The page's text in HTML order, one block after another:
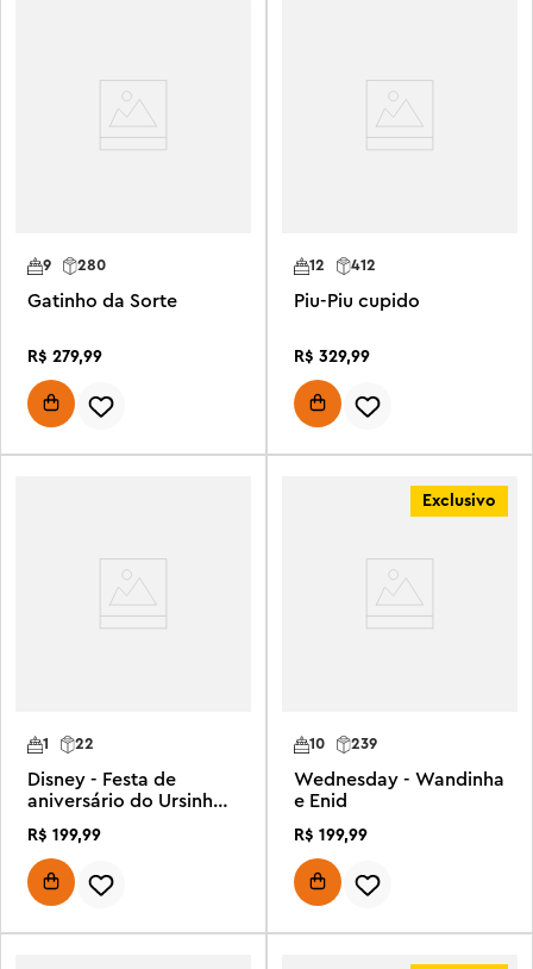
280
9
Gatinho da Sorte
R$ 279,99
412
12
Piu-Piu cupido
R$ 329,99
22
1
Disney - Festa de
aniversário do Ursinho
R$ 199,99
Exclusivo
10 239
Wednesday - Wandinha
e Enid
R$ 199,99